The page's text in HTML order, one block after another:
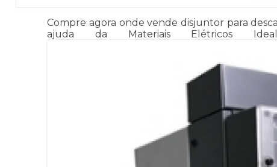
Compre agora onde vende disjuntor para
ajuda da Materiais Elétricos